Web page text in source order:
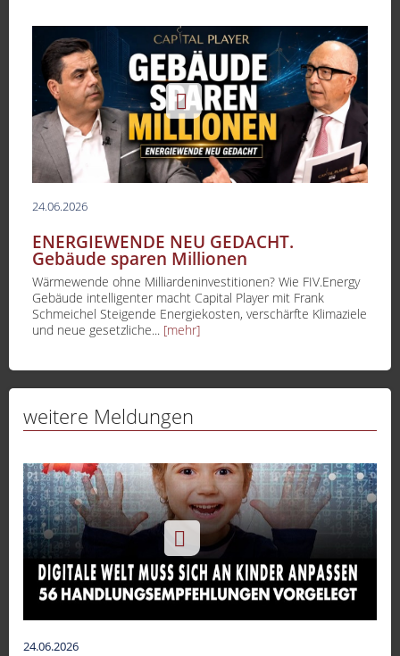
24.06.2026
ENERGIEWENDE NEU GEDACHT.
Gebäude sparen Millionen
Wärmewende ohne Milliardeninvestitionen? Wie FIV.Energy
Gebäude intelligenter macht Capital Player mit Frank
Schmeichel Steigende Energiekosten, verschärfte Klimaziele
und neue gesetzliche... [mehr]
weitere Meldungen
24.06.2026